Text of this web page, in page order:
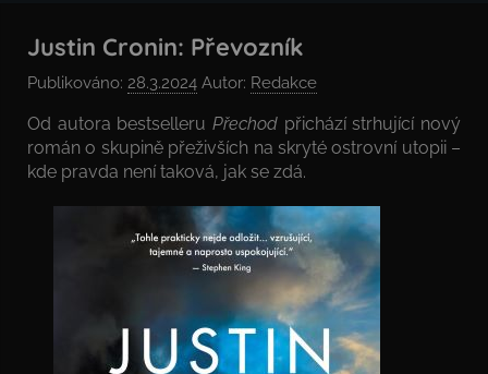
Justin Cronin: Převozník
Publikováno: 28.3.2024 Autor: Redakce
Od autora bestselleru Přechod přichází strhující nový
román o skupině přeživších na skryté ostrovní utopii –
kde pravda není taková, jak se zdá.